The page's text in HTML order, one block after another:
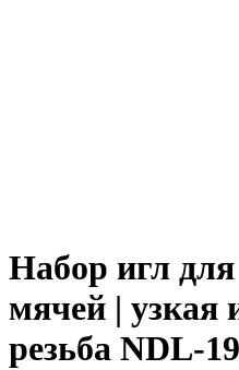
Набор игл
мячей | узкая
резьба NDL-